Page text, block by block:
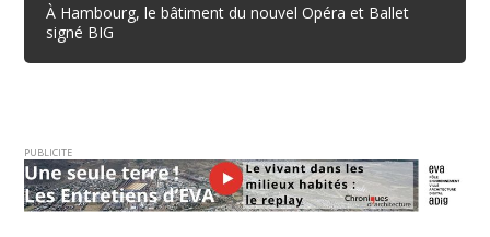
À Hambourg, le bâtiment du nouvel Opéra et Ballet
signé BIG
PUBLICITE